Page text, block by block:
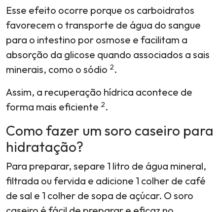
Esse efeito ocorre porque os carboidratos
favorecem o transporte de água do sangue
para o intestino por osmose e facilitam a
absorção da glicose quando associados a sais
minerais, como o sódio 2.
Assim, a recuperação hídrica acontece de
forma mais eficiente 2.
Como fazer um soro caseiro para
hidratação?
Para preparar, separe 1 litro de água mineral,
filtrada ou fervida e adicione 1 colher de café
de sal e 1 colher de sopa de açúcar. O soro